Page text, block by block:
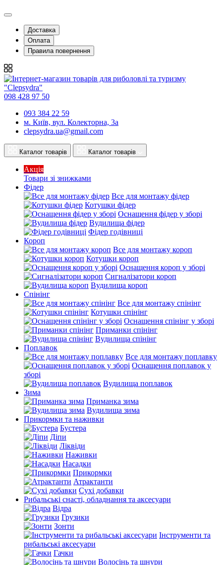
Доставка
Оплата
Правила повернення
098 428 97 50
093 384 22 59
м. Київ, вул. Колекторна, 3а
clepsydra.ua@gmail.com
Каталог товарів Каталог товарів
Акція
Товари зі знижками
Фідер
Все для монтажу фідер
Котушки фідер
Оснащення фідер у зборі
Вудилища фідер
Фідер годівниці
Короп
Все для монтажу короп
Котушки короп
Оснащення короп у зборі
Сигналізатори короп
Вудилища короп
Спінінг
Все для монтажу спінінг
Котушки спінінг
Оснащення спінінг у зборі
Приманки спінінг
Вудилища спінінг
Поплавок
Все для монтажу поплавку
Оснащення поплавок у
зборі
Вудилища поплавок
Зима
Приманка зима
Вудилища зима
Прикормки та наживки
Бустера
Діпи
Ліквіди
Наживки
Насадки
Прикормки
Атрактанти
Сухі добавки
Рибальські снасті, обладнання та аксесуари
Відра
Грузики
Зонти
Інструменти та
рибальські аксесуари
Гачки
Волосінь та шнури